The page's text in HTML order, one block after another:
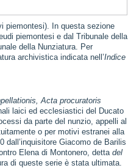
piemontesi). In questa sezione
piemontesi e dal Tribunale della
della Nunziatura. Per
archivistica indicata nell’Indice
Acta procuratoris
laici ed ecclesiastici del Ducato
da parte del nunzio, appelli al
o per motivi estranei alla
dall’inquisitore Giacomo de Barilis
Elena di Montonero, detta del
di queste serie è stata ultimata.